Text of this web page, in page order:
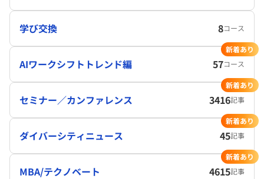
学び交換 8コース
AIワークシフトトレンド編 57コース
新着あり
セミナー／カンファレンス 3416記事
新着あり
ダイバーシティニュース 45記事
新着あり
MBA/テクノベート 4615記事
新着あり